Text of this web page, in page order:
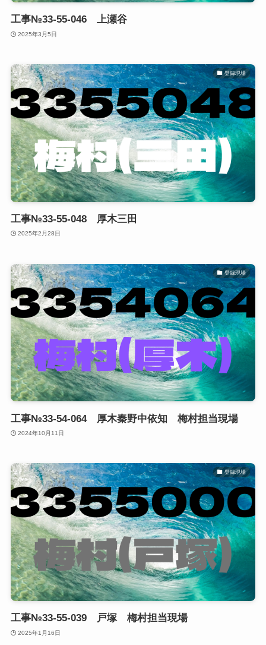
工事№33-55-046 上瀬谷
2025年3月5日
登録現場
工事№33-55-048 厚木三田
2025年2月28日
登録現場
工事№33-54-064 厚木秦野中依知 梅村担当現場
2024年10月11日
登録現場
工事№33-55-039 戸塚 梅村担当現場
2025年1月16日